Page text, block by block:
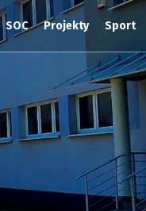
SOC Projekty Sport